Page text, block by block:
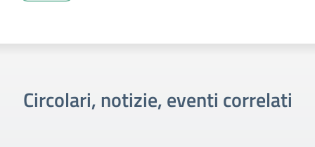
Circolari, notizie, eventi correlati